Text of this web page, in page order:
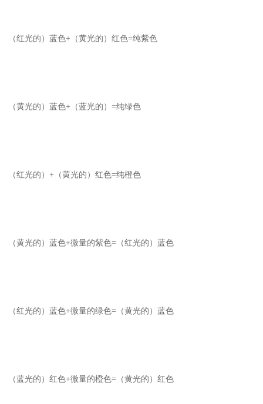
（红光的）蓝色+（黄光的）红色=纯紫色
（黄光的）蓝色+（蓝光的）=纯绿色
（红光的）+（黄光的）红色=纯橙色
（黄光的）蓝色+微量的紫色=（红光的）蓝色
（红光的）蓝色+微量的绿色=（黄光的）蓝色
（蓝光的）红色+微量的橙色=（黄光的）红色